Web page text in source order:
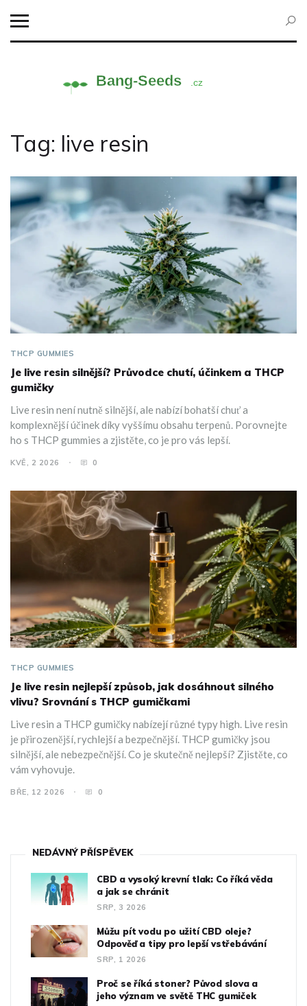
Tag: live resin
THCP GUMMIES
Je live resin silnější? Průvodce chutí, účinkem a THCP
gumičky
Live resin není nutně silnější, ale nabízí bohatší chuť a
komplexnější účinek díky vyššímu obsahu terpenů. Porovnejte
ho s THCP gummies a zjistěte, co je pro vás lepší.
KVĚ, 2 2026 0
THCP GUMMIES
Je live resin nejlepší způsob, jak dosáhnout silného
vlivu? Srovnání s THCP gumičkami
Live resin a THCP gumičky nabízejí různé typy high. Live resin
je přirozenější, rychlejší a bezpečnější. THCP gumičky jsou
silnější, ale nebezpečnější. Co je skutečně nejlepší? Zjistěte, co
vám vyhovuje.
BŘE, 12 2026 0
NEDÁVNÝ PŘÍSPĚVEK
CBD a vysoký krevní tlak: Co říká věda
a jak se chránit
SRP, 3 2026
Můžu pít vodu po užití CBD oleje?
Odpověď a tipy pro lepší vstřebávání
SRP, 1 2026
Proč se říká stoner? Původ slova a
jeho význam ve světě THC gumiček